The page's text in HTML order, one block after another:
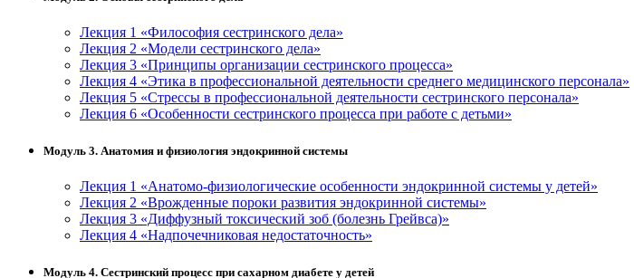
Лекция 1 «Философия сестринского дела»
Лекция 2 «Модели сестринского дела»
Лекция 3 «Принципы организации сестринского процесса»
Лекция 4 «Этика в профессиональной деятельности среднего медицинского персонала»
Лекция 5 «Стрессы в профессиональной деятельности сестринского персонала»
Лекция 6 «Особенности сестринского процесса при работе с детьми»
Модуль 3. Анатомия и физиология эндокринной системы
Лекция 1 «Анатомо-физиологические особенности эндокринной системы у детей»
Лекция 2 «Врожденные пороки развития эндокринной системы»
Лекция 3 «Диффузный токсический зоб (болезнь Грейвса)»
Лекция 4 «Надпочечниковая недостаточность»
Модуль 4. Сестринский процесс при сахарном диабете у детей